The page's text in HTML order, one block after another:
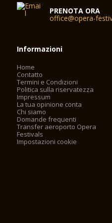
PRENOTA ORA
office@opera-
Informazioni
Home
Contatto
Termini e Condizioni
Politica sulla riservatezza
Impressum
La tua opinione conta
Chi siamo
Domande frequenti
Transfer aeroporto Opera
Festivals
Impostazioni cookie